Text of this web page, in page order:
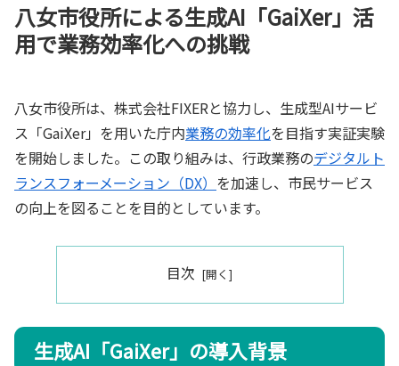
八女市役所による生成AI「GaiXer」活
用で業務効率化への挑戦
八女市役所は、株式会社FIXERと協力し、生成型AIサービ
ス「GaiXer」を用いた庁内業務の効率化を目指す実証実験
を開始しました。この取り組みは、行政業務のデジタルト
ランスフォーメーション（DX） を加速し、市民サービス
の向上を図ることを目的としています。
目次
生成AI「GaiXer」の導入背景